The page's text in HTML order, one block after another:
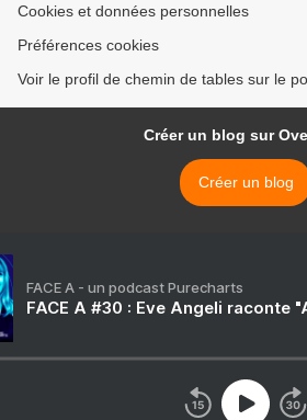
Cookies et données personnelles
Préférences cookies
Voir le profil de chemin de tables sur le
Créer un blog sur
Créer un blog
FACE A - un podcast Purecharts
FACE A #30 : Eve Angeli raconte